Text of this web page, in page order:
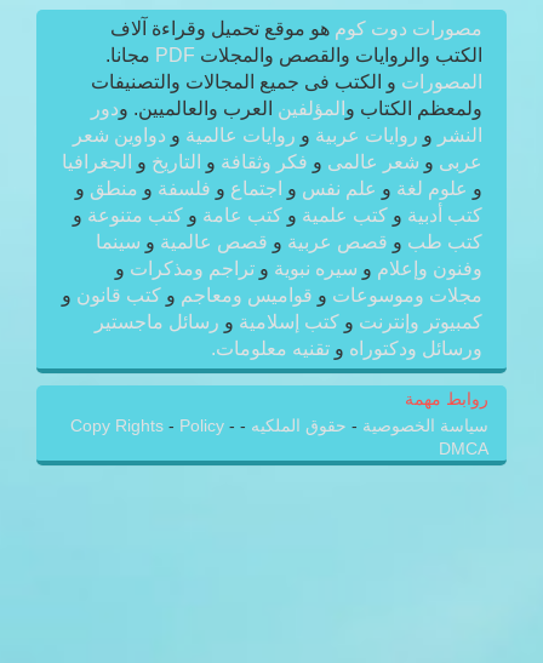
مصورات دوت كوم هو موقع تحميل وقراءة آلاف
الكتب والروايات والقصص والمجلات PDF مجانا.
المصورات و الكتب فى جميع المجالات والتصنيفات
ولمعظم الكتاب و المؤلفين العرب والعالميين. ودور
النشر و روايات عربية و روايات عالمية و دواوين شعر
عربى و شعر عالمى و فكر وثقافة و التاريخ و الجغرافيا
و علوم لغة و علم نفس و اجتماع و فلسفة و منطق و
كتب أدبية و كتب علمية و كتب عامة و كتب متنوعة و
كتب طب و قصص عربية و قصص عالمية و سينما
وفنون وإعلام و سيره نبوية و تراجم ومذكرات و
مجلات وموسوعات و قواميس ومعاجم و كتب قانون و
كمبيوتر وإنترنت و كتب إسلامية و رسائل ماجستير
ورسائل ودكتوراه و تقنيه معلومات.
روابط مهمة
سياسة الخصوصية - حقوق الملكيه -
Copy Rights - Policy -
DMCA